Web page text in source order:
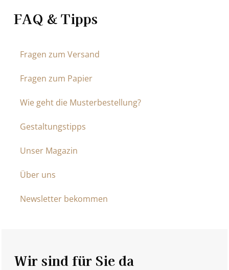
FAQ & Tipps
Fragen zum Versand
Fragen zum Papier
Wie geht die Musterbestellung?
Gestaltungstipps
Unser Magazin
Über uns
Newsletter bekommen
Wir sind für Sie da